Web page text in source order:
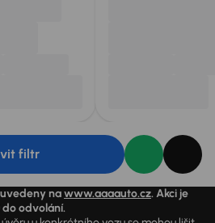
filtr
nawww.aaaauto.cz. Akci je
do odvolání.